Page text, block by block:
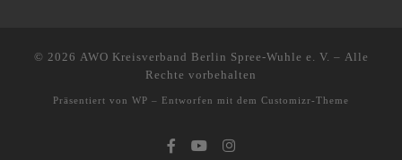
© 2026 AWO Kreisverband Berlin Spree-Wuhle e. V. – Alle
Rechte vorbehalten
Präsentiert von WP – Entworfen mit dem Customizr-Theme